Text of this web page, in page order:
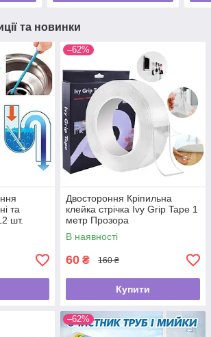
та новинки
та
шт.
–62%
Двостороння Кріпильна
клейка стрічка Ivy Grip Tape 1
метр Прозора
В наявності
60 ₴ 160 ₴
Купити
–62%